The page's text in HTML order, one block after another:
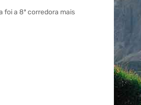
foi a 8ª corredora mais